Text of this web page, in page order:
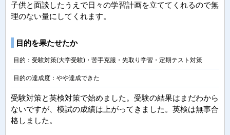
子供と面談したうえで日々の学習計画を立ててくれるので無
理のない量にしてくれます。
目的を果たせたか
目的：受験対策(大学受験)・苦手克服・先取り学習・定期テスト対策
目的の達成度：やや達成できた
受験対策と英検対策で始めました。受験の結果はまだわから
ないですが、模試の成績は上がってきました。英検は無事合
格しました。